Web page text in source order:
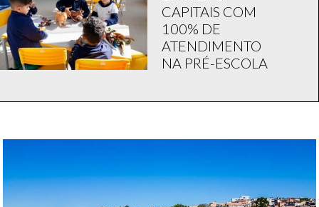
CAPITAIS COM
100% DE
ATENDIMENTO
NA PRÉ-ESCOLA